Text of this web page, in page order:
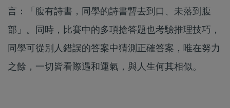
言：「腹有詩書，同學的詩書暫去到口、未落到腹
部」。同時，比賽中的多項搶答題也考驗推理技巧，
同學可從別人錯誤的答案中猜測正確答案，唯在努力
之餘，一切皆看際遇和運氣，與人生何其相似。